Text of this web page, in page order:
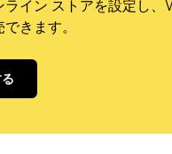
ライン ストアを設定し
きます。